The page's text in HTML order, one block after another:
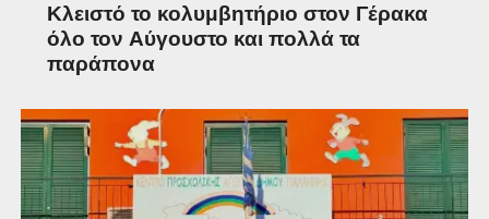
Κλειστό το κολυμβητήριο στον Γέρακα
όλο τον Αύγουστο και πολλά τα
παράπονα